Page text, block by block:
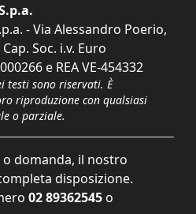
- Via Alessandro Poerio,
Soc. i.v. Euro
e REA VE-454332
testi sono riservati. È
riproduzione con qualsiasi
o parziale.
o domanda, il nostro
disposizione.
02 89362545 o